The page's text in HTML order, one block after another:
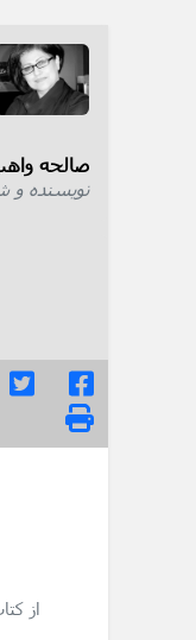
صالحه
نویسنده و
از